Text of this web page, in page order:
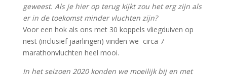
geweest. Als je hier op terug kijkt zou het erg zijn als
er in de toekomst minder vluchten zijn?
Voor een hok als ons met 30 koppels vliegduiven op
nest (inclusief jaarlingen) vinden we circa 7
marathonvluchten heel mooi.
In het seizoen 2020 konden we moeilijk bij en met